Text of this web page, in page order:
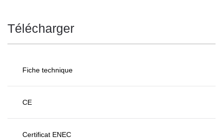
Télécharger
Fiche technique
CE
Certificat ENEC